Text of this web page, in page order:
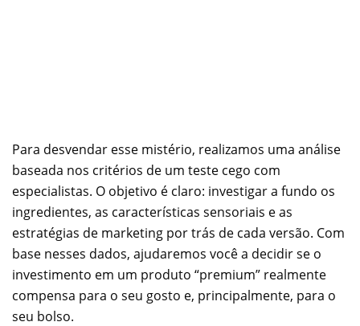
Para desvendar esse mistério, realizamos uma análise
baseada nos critérios de um teste cego com
especialistas. O objetivo é claro: investigar a fundo os
ingredientes, as características sensoriais e as
estratégias de marketing por trás de cada versão. Com
base nesses dados, ajudaremos você a decidir se o
investimento em um produto “premium” realmente
compensa para o seu gosto e, principalmente, para o
seu bolso.